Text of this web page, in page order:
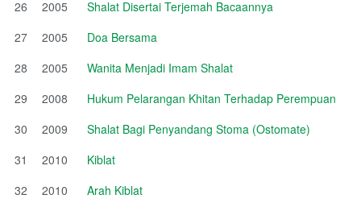
26
2005
Shalat Disertai Terjemah Bacaannya
27
2005
Doa Bersama
28
2005
Wanita Menjadi Imam Shalat
29
2008
Hukum Pelarangan Khitan Terhadap Perempuan
30
2009
Shalat Bagi Penyandang Stoma (Ostomate)
31
2010
Kiblat
32
2010 Arah Kiblat